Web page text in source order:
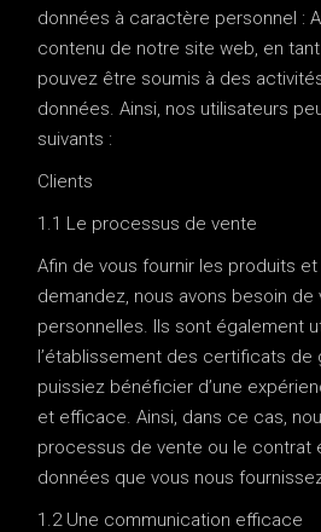
données à caractère personnel :
contenu de notre site web, en tant
pouvez être soumis à des
données. Ainsi, nos utilisateurs
suivants :
Clients
1.1 Le processus de vente
Afin de vous fournir les produits
demandez, nous avons besoin de
personnelles. Ils sont également
l’établissement des certificats de
puissiez bénéficier d’une
et efficace. Ainsi, dans ce cas,
processus de vente ou le contrat
données que vous nous
1.2 Une communication efficace